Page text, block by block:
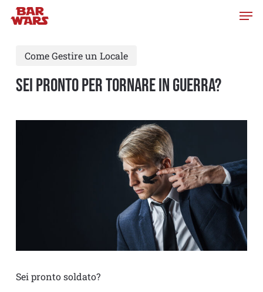
Skip
contentCome Gestire un Locale
SEI PRONTO PER TORNARE IN GUERRA?
Sei pronto soldato?